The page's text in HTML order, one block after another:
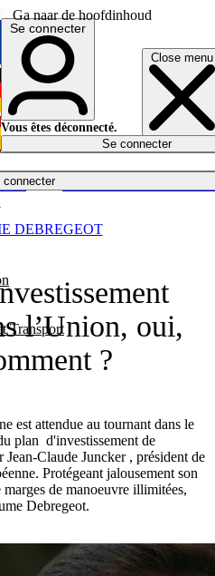
Ga naar de hoofdinhoud
Close menu
connecter
Transport
English
Deutsch
Español
Se connecter
Vous êtes déconnecté.
Se connecter
l’Union, oui,
?
est attendue au tournant dans le
plan d'investissement de
Claude Juncker , président de
Protégeant jalousement son
de manoeuvre illimitées,
Debregeot.
DEBREGEOT